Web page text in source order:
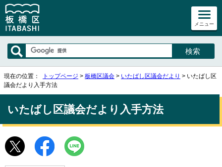
メニュー
現在の位置： トップページ > 板橋区議会 > いたばし区議会だより > いたばし区
議会だより入手方法
いたばし区議会だより入手方法